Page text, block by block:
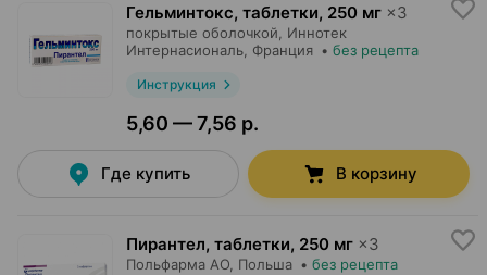
Гельминтокс, таблетки, 250 мг ×3
покрытые оболочкой, Иннотек
Интернасиональ, Франция • без рецепта
Инструкция
5,60 — 7,56 р.
Где купить В корзину
Пирантел, таблетки, 250 мг ×3
Польфарма AO, Польша • без рецепта